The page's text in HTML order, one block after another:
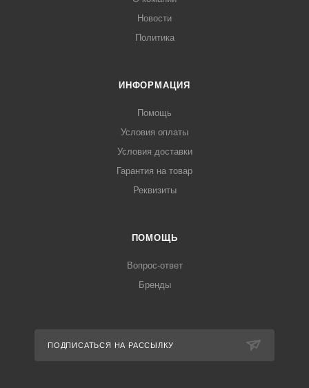
Новости
Политика
ИНФОРМАЦИЯ
Помощь
Условия оплаты
Условия доставки
Гарантия на товар
Реквизиты
ПОМОЩЬ
Вопрос-ответ
Бренды
ПОДПИСАТЬСЯ НА РАССЫЛКУ